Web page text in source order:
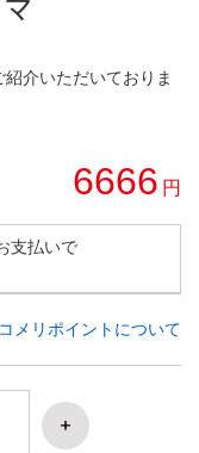
介いただいておりま
6666 円
支払いで
コメリポイントについて